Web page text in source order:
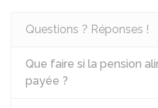
Questions ? Réponses !
Que faire si la pension
payée ?